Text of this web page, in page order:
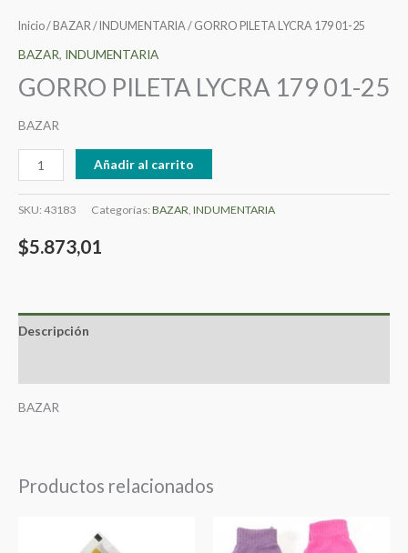
Inicio/ BAZAR/ INDUMENTARIA/ GORRO PILETA LYCRA 179 01-25
BAZAR, INDUMENTARIA
GORRO PILETA LYCRA 179 01-25
BAZAR
Añadir al carrito
SKU: 43183 Categorías: BAZAR INDUMENTARIA
$5.873,01
Descripción
BAZAR
Productos relacionados